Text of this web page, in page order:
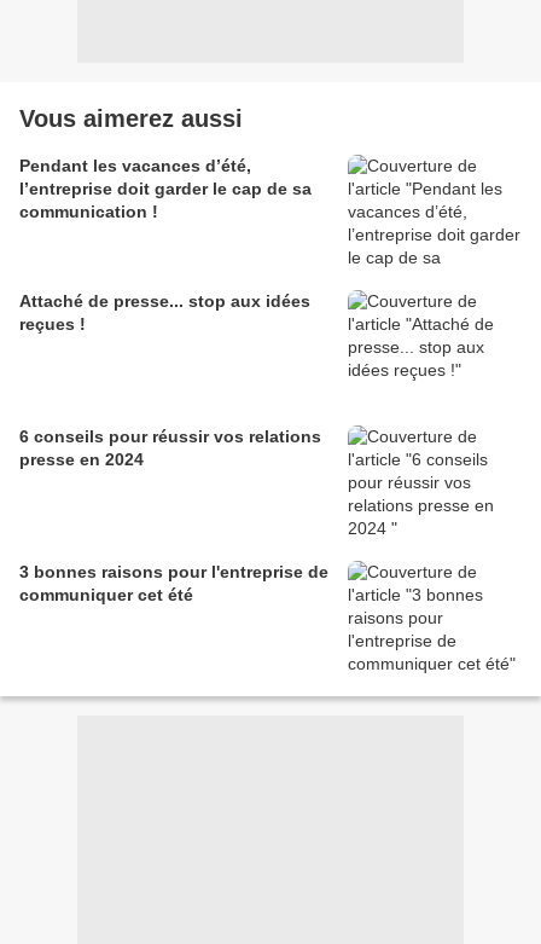
Vous aimerez aussi
Pendant les vacances d’été,
l’entreprise doit garder le cap de sa
communication !
Attaché de presse... stop aux idées
reçues !
6 conseils pour réussir vos relations
presse en 2024
3 bonnes raisons pour l'entreprise de
communiquer cet été